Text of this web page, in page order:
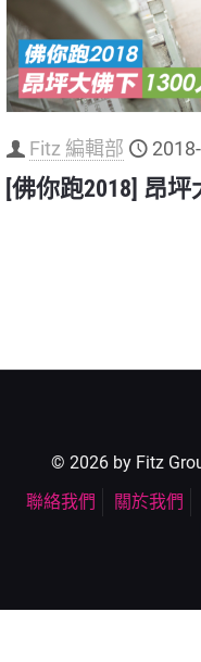
Fitz 編輯部
[佛你跑2018] 昂
© 2026 by Fitz
聯絡我們
關於我們